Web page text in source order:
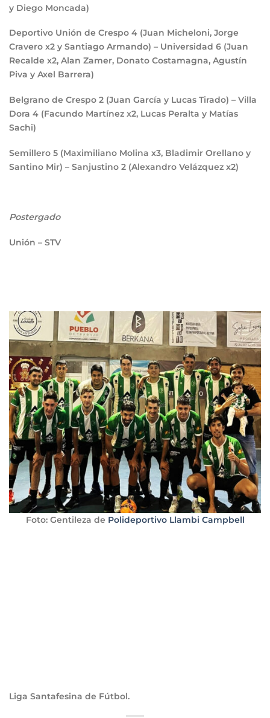
y Diego Moncada)
Deportivo Unión de Crespo 4 (Juan Micheloni, Jorge
Cravero x2 y Santiago Armando) – Universidad 6 (Juan
Recalde x2, Alan Zamer, Donato Costamagna, Agustín
Piva y Axel Barrera)
Belgrano de Crespo 2 (Juan García y Lucas Tirado) – Villa
Dora 4 (Facundo Martínez x2, Lucas Peralta y Matías
Sachi)
Semillero 5 (Maximiliano Molina x3, Bladimir Orellano y
Santino Mir) – Sanjustino 2 (Alexandro Velázquez x2)
Postergado
Unión – STV
Foto: Gentileza de Polideportivo Llambi Campbell
Liga Santafesina de Fútbol.